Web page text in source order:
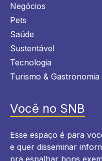
Negócios
Pets
Saúde
Sustentável
Tecnologia
Turismo & Gastronomia
Você no SNB
Esse espaço é para
e quer disseminar
pra espalhar bons